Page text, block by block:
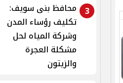
3 محافظ بنى سويف:
تكليف رؤساء المدن
وشركة المياه لحل
مشكلة العجرة
والزيتون